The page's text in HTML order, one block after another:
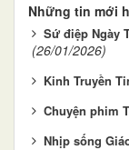
Những tin mới
Sứ điệp Ngày
(26/01/2026)
Kinh Truyền
Chuyện phim
Nhịp sống